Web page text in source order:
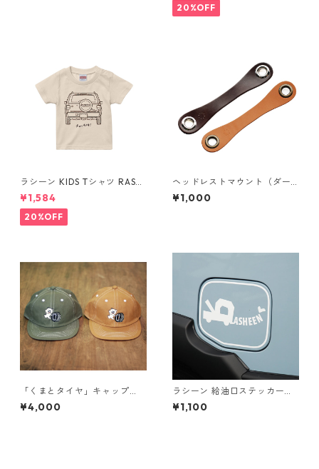
20%OFF
ラシーン KIDS Tシャツ RASH
EEN
¥1,584
20%OFF
ヘッドレストマウント（ダー
クブラウン） / 便利なレザー
ベルト PAN MOUNT
¥1,000
「くまとタイヤ」キャップ
（帽子）6 Panel コットン10
0% イラスト：鈴木裕之
¥4,000
ラシーン 給油口ステッカー
「RASHEENハート」
¥1,100